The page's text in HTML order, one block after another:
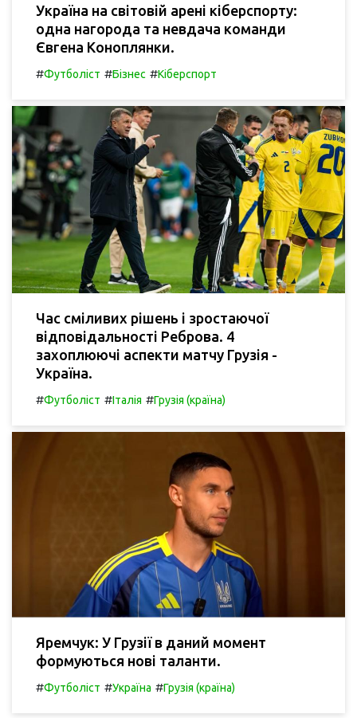
Україна на світовій арені кіберспорту:
одна нагорода та невдача команди
Євгена Коноплянки.
#Футболіст #Бізнес #Кіберспорт
Час сміливих рішень і зростаючої
відповідальності Реброва. 4
захоплюючі аспекти матчу Грузія -
Україна.
#Футболіст #Італія #Грузія (країна)
Яремчук: У Грузії в даний момент
формуються нові таланти.
#Футболіст #Україна #Грузія (країна)